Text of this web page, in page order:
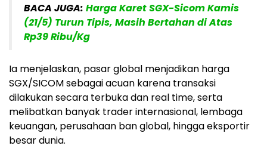
BACA JUGA: Harga Karet SGX-Sicom Kamis
(21/5) Turun Tipis, Masih Bertahan di Atas
Rp39 Ribu/Kg
Ia menjelaskan, pasar global menjadikan harga
SGX/SICOM sebagai acuan karena transaksi
dilakukan secara terbuka dan real time, serta
melibatkan banyak trader internasional, lembaga
keuangan, perusahaan ban global, hingga eksportir
besar dunia.